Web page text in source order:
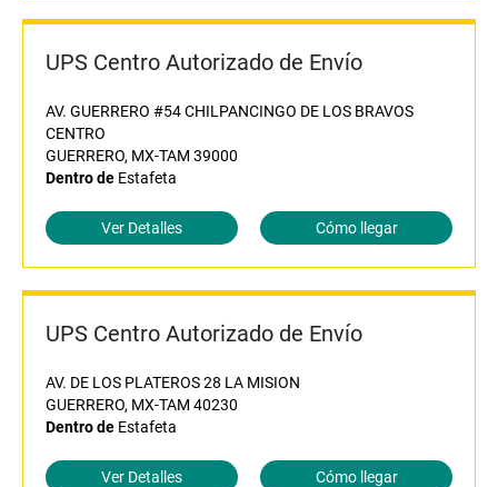
UPS Centro Autorizado de Envío
AV. GUERRERO #54 CHILPANCINGO DE LOS BRAVOS
CENTRO
GUERRERO, MX-TAM 39000
Dentro de Estafeta
Ver Detalles Cómo llegar
UPS Centro Autorizado de Envío
AV. DE LOS PLATEROS 28 LA MISION
GUERRERO, MX-TAM 40230
Dentro de Estafeta
Ver Detalles Cómo llegar